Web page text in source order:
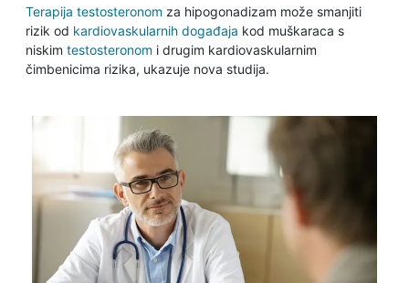
Terapija testosteronom za hipogonadizam može smanjiti
rizik od kardiovaskularnih događaja kod muškaraca s
niskim testosteronom i drugim kardiovaskularnim
čimbenicima rizika, ukazuje nova studija.